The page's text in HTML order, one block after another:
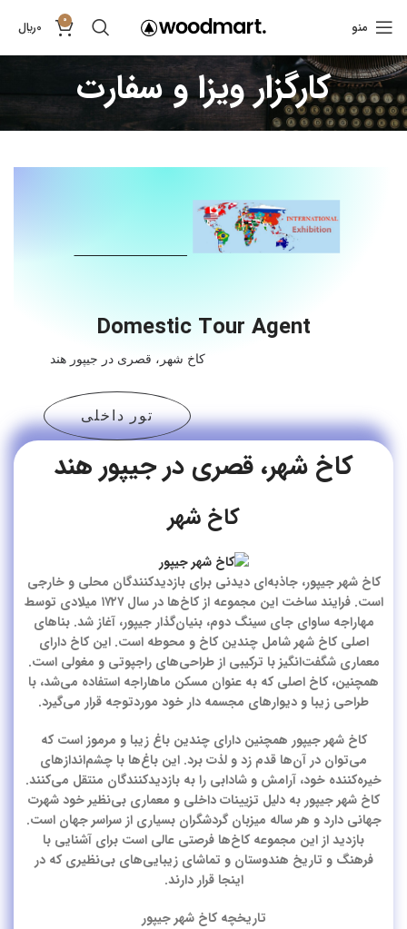
منو 0
0﷼
کارگزار ویزا و سفارت
Domestic Tour Agent
کاخ شهر، قصری در جیپور هند
تور داخلی
کاخ شهر، قصری در جیپور هند
کاخ شهر
کاخ شهر جیپور، جاذبه‌ای دیدنی برای بازدیدکنندگان محلی و خارجی
است. فرایند ساخت این مجموعه از کاخ‌ها در سال ۱۷۲۷ میلادی توسط
مهاراجه ساوای جای سینگ دوم، بنیان‌گذار جیپور، آغاز شد. بناهای
اصلی کاخ شهر شامل چندین کاخ و محوطه است. این کاخ دارای
معماری شگفت‌انگیز با ترکیبی از طراحی‌های راجپوتی و مغولی است.
همچنین، کاخ اصلی که به عنوان مسکن ماهاراجه استفاده می‌شد، با
طراحی زیبا و دیوارهای مجسمه‌ دار خود موردتوجه قرار می‌گیرد.
کاخ شهر جیپور همچنین دارای چندین باغ زیبا و مرموز است که
می‌توان در آن‌ها قدم زد و لذت برد. این باغ‌ها با چشم‌اندازهای
خیره‌کننده خود، آرامش و شادابی را به بازدیدکنندگان منتقل می‌کنند.
کاخ شهر جیپور به دلیل تزیینات داخلی و معماری بی‌نظیر خود شهرت
جهانی دارد و هر ساله میزبان گردشگران بسیاری از سراسر جهان است.
بازدید از این مجموعه کاخ‌ها فرصتی عالی است برای آشنایی با
فرهنگ و تاریخ هندوستان و تماشای زیبایی‌های بی‌نظیری که در
اینجا قرار دارند.
تاریخچه کاخ شهر جیپور